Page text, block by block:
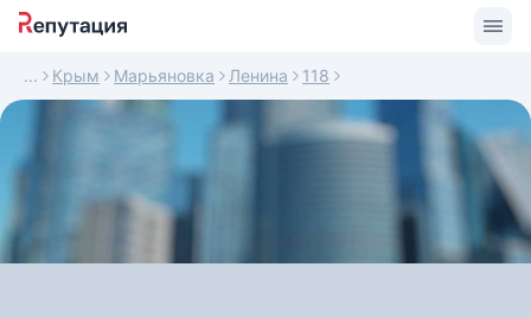
Крым Марьяновка Ленина 118